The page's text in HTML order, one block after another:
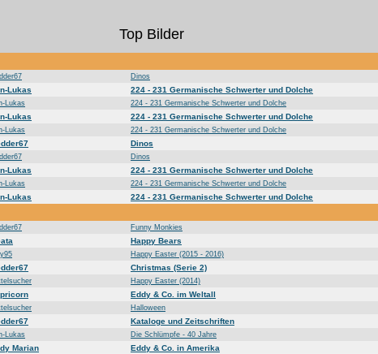
Top Bilder
Dinos
Lukas 224 - 231 Germanische Schwerter und Dolche
Lukas 224 - 231 Germanische Schwerter und Dolche
Lukas 224 - 231 Germanische Schwerter und Dolche
Lukas 224 - 231 Germanische Schwerter und Dolche
Dinos
Dinos
Lukas 224 - 231 Germanische Schwerter und Dolche
Lukas 224 - 231 Germanische Schwerter und Dolche
Lukas 224 - 231 Germanische Schwerter und Dolche
Funny Monkies
Happy Bears
Happy Easter (2015 - 2016)
Christmas (Serie 2)
Happy Easter (2014)
Eddy & Co. im Weltall
Halloween
Kataloge und Zeitschriften
Lukas Die Schlümpfe - 40 Jahre
Marian Eddy & Co. in Amerika